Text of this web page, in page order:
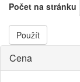
Počet na stránku
Použít
Cena